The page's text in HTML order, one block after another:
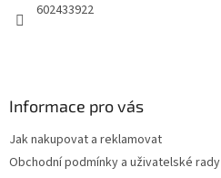
602433922
Informace pro vás
Jak nakupovat a reklamovat
Obchodní podmínky a uživatelské rady